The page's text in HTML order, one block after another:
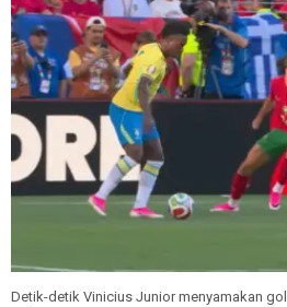
Detik-detik Vinicius Junior menyamakan